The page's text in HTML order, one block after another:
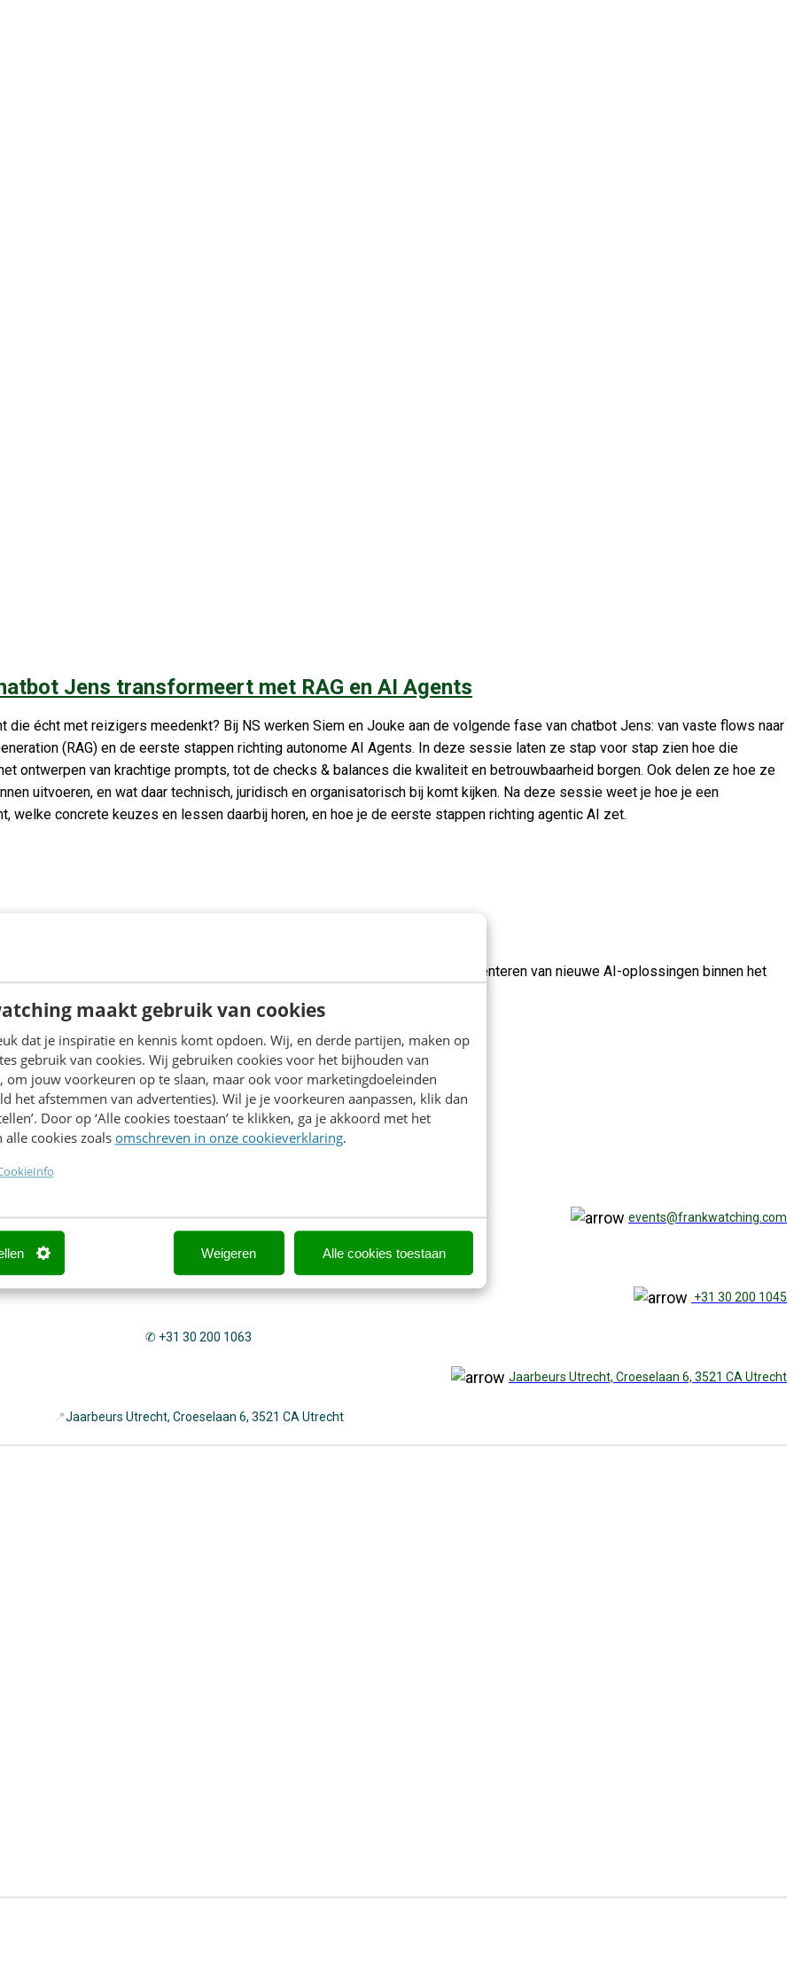
maakt gebruik van cookies
dat je inspiratie en kennis komt opdoen. Wij, en derde partijen, maken op
gebruik van cookies. Wij gebruiken cookies voor het bijhouden van
om jouw voorkeuren op te slaan, maar ook voor marketingdoeleinden
het afstemmen van advertenties). Wil je je voorkeuren aanpassen, klik dan
Door op ‘Alle cookies toestaan’ te klikken, ga je akkoord met het
alle cookies zoalsomschreven in onze cookieverklaring.
Weigeren Alle cookies toestaan
Jens transformeert met RAG en AI Agents
écht met reizigers meedenkt? Bij NS werken Siem en Jouke aan de volgende fase van chatbot Jens: van vaste flows naar
(RAG) en de eerste stappen richting autonome AI Agents. In deze sessie laten ze stap voor stap zien hoe die
ontwerpen van krachtige prompts, tot de checks & balances die kwaliteit en betrouwbaarheid borgen. Ook delen ze hoe ze
uitvoeren, en wat daar technisch, juridisch en organisatorisch bij komt kijken. Na deze sessie weet je hoe je een
concrete keuzes en lessen daarbij horen, en hoe je de eerste stappen richting agentic AI zet.
en UX Design. Hij werkt dagelijks aan het ontwikkelen en implementeren van nieuwe AI-oplossingen binnen het
events@frankwatching.com
events@frankwatching.com
+31 30 200 1045
✆ +31 30 200 1063
Jaarbeurs Utrecht, Croeselaan 6, 3521 CA Utrecht
📍Jaarbeurs Utrecht, Croeselaan 6, 3521 CA Utrecht